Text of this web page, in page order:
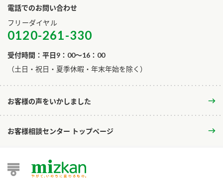
電話でのお問い合わせ
フリーダイヤル
0120-261-330
受付時間：平日9：00～16：00
​（土日・祝日・夏季休暇・年末年始を除く）
お客様の声をいかしました
お客様相談センター トップページ